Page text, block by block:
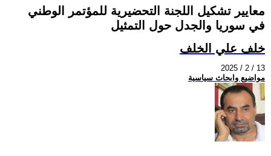
معايير تشكيل اللجنة التحضيرية للمؤتمر الوطني
في سوريا والجدل حول التمثيل
خلف علي الخلف
2025 / 2 / 13
مواضيع وابحاث سياسية